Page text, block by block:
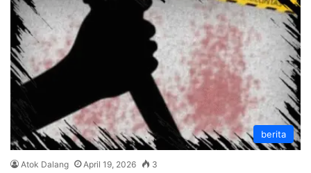
berita
Atok Dalang April 19, 2026 3